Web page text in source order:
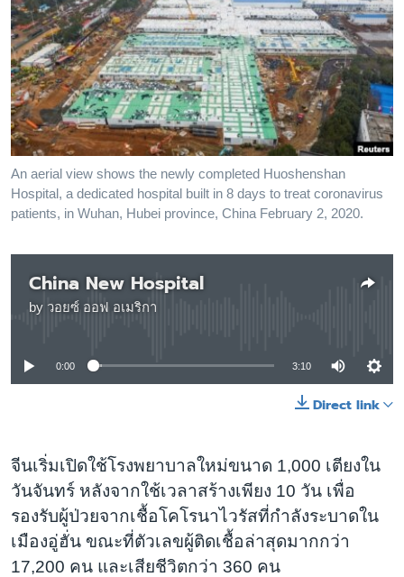
การ
ค้นหา
ไลฟ์สไตล์
ตรวจสอบข่าว
เรียนรู้ภาษาอังกฤษ
พอดคาสต์
ติดตามเรา
เลือกภาษา
An aerial view shows the newly completed Huoshenshan
Hospital, a dedicated hospital built in 8 days to treat coronavirus
patients, in Wuhan, Hubei province, China February 2, 2020.
China New Hospital
by วอยซ์ ออฟ อเมริกา
No media source currently available
0:00 3:10
Direct link
จีนเริ่มเปิดใช้โรงพยาบาลใหม่ขนาด 1,000 เตียงใน
วันจันทร์ หลังจากใช้เวลาสร้างเพียง 10 วัน เพื่อ
รองรับผู้ป่วยจากเชื้อโคโรนาไวรัสที่กำลังระบาดใน
เมืองอู่ฮั่น ขณะที่ตัวเลขผู้ติดเชื้อล่าสุดมากกว่า
17,200 คน และเสียชีวิตกว่า 360 คน